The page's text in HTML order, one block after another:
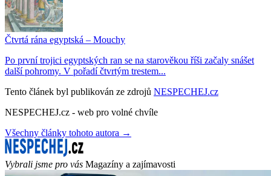
Čtvrtá rána egyptská – Mouchy
Po první trojici egyptských ran se na starověkou říši začaly snášet
další pohromy. V pořadí čtvrtým trestem...
Tento článek byl publikován ze zdrojů NESPECHEJ.cz
NESPECHEJ.cz - web pro volné chvíle
Všechny články tohoto autora →
Vybrali jsme pro vás Magazíny a zajímavosti